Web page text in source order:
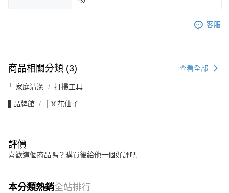
客服
商品相關分類 (3) 查看全部
└ 家庭清潔 打掃工具
▌品牌館 ├🏅花仙子
評價
喜歡這個商品嗎？購買後給他一個好評吧
本分類熱銷全站排行